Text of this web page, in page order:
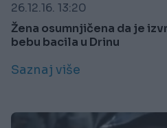
26.12.16. 13:20
Žena osumnjičena da je
bebu bacila u Drinu
Saznaj više